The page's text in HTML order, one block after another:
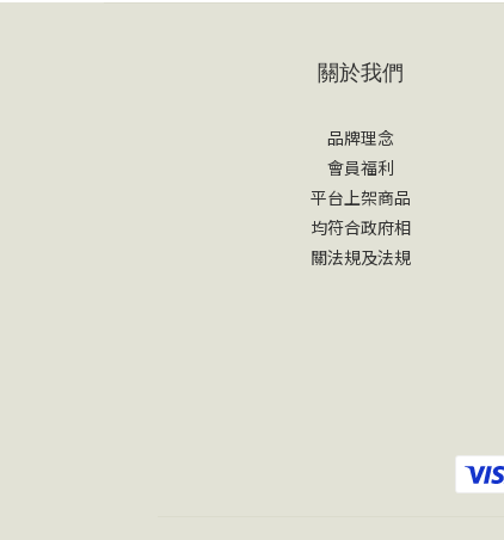
關於我們
品牌理念
會員福利
平台上架商品
均符合政府相
關法規及法規